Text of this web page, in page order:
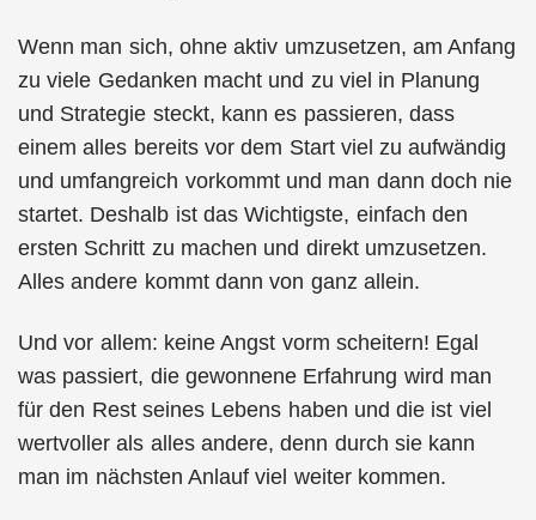
Wenn man sich, ohne aktiv umzusetzen, am Anfang
zu viele Gedanken macht und zu viel in Planung
und Strategie steckt, kann es passieren, dass
einem alles bereits vor dem Start viel zu aufwändig
und umfangreich vorkommt und man dann doch nie
startet. Deshalb ist das Wichtigste, einfach den
ersten Schritt zu machen und direkt umzusetzen.
Alles andere kommt dann von ganz allein.
Und vor allem: keine Angst vorm scheitern! Egal
was passiert, die gewonnene Erfahrung wird man
für den Rest seines Lebens haben und die ist viel
wertvoller als alles andere, denn durch sie kann
man im nächsten Anlauf viel weiter kommen.